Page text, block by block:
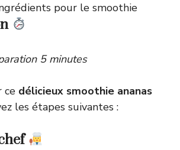
pour le smoothie
5 minutes
ce délicieux smoothie ananas
les étapes suivantes :